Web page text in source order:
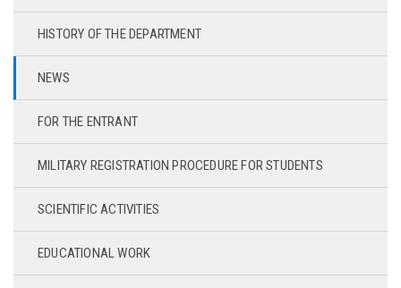
HISTORY OF THE DEPARTMENT
NEWS
FOR THE ENTRANT
MILITARY REGISTRATION PROCEDURE FOR STUDENTS
SCIENTIFIC ACTIVITIES
EDUCATIONAL WORK